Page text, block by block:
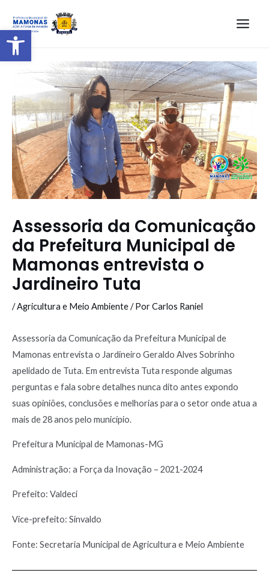
Barra de Ferramentas Aberta
Assessoria da Comunicação
da Prefeitura Municipal de
Mamonas entrevista o
Jardineiro Tuta
/Agricultura e Meio Ambiente/ PorCarlos Raniel
Assessoria da Comunicação da Prefeitura Municipal de
Mamonas entrevista o Jardineiro Geraldo Alves Sobrinho
apelidado de Tuta. Em entrevista Tuta responde algumas
perguntas e fala sobre detalhes nunca dito antes expondo
suas opiniões, conclusões e melhorias para o setor onde atua a
mais de 28 anos pelo município.
Prefeitura Municipal de Mamonas-MG
Administração: a Força da Inovação – 2021-2024
Prefeito: Valdeci
Vice-prefeito: Sinvaldo
Fonte: Secretaria Municipal de Agricultura e Meio Ambiente